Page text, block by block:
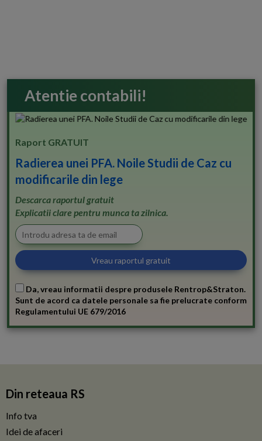
Atentie contabili!
Raport GRATUIT
Radierea unei PFA. Noile Studii de Caz cu
modificarile din lege
Descarca raportul gratuit
Explicatii clare pentru munca ta zilnica.
Da, vreau informatii despre produsele Rentrop&Straton.
Sunt de acord ca datele personale sa fie prelucrate conform
Regulamentului UE 679/2016
Din reteaua RS
Info tva
Idei de afaceri